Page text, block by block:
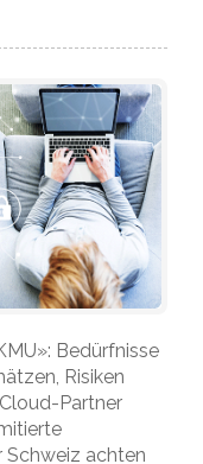
Bedürfnisse
Risiken
Partner
Schweiz achten